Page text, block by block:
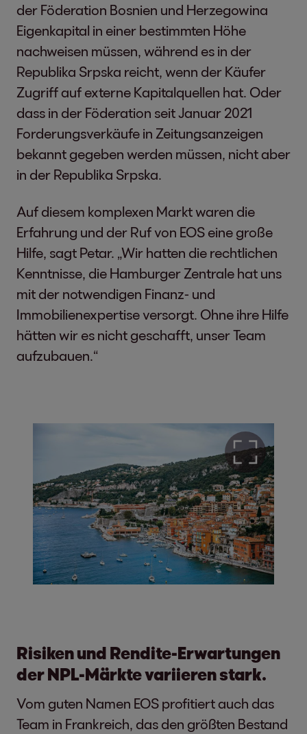
der Föderation Bosnien und Herzegowina
Eigenkapital in einer bestimmten Höhe
nachweisen müssen, während es in der
Republika Srpska reicht, wenn der Käufer
Zugriff auf externe Kapitalquellen hat. Oder
dass in der Föderation seit Januar 2021
Forderungsverkäufe in Zeitungsanzeigen
bekannt gegeben werden müssen, nicht aber
in der Republika Srpska.
Auf diesem komplexen Markt waren die
Erfahrung und der Ruf von EOS eine große
Hilfe, sagt Petar. „Wir hatten die rechtlichen
Kenntnisse, die Hamburger Zentrale hat uns
mit der notwendigen Finanz- und
Immobilienexpertise versorgt. Ohne ihre Hilfe
hätten wir es nicht geschafft, unser Team
aufzubauen.“
Risiken und Rendite-Erwartungen
der NPL-Märkte variieren stark.
Vom guten Namen EOS profitiert auch das
Team in Frankreich, das den größten Bestand